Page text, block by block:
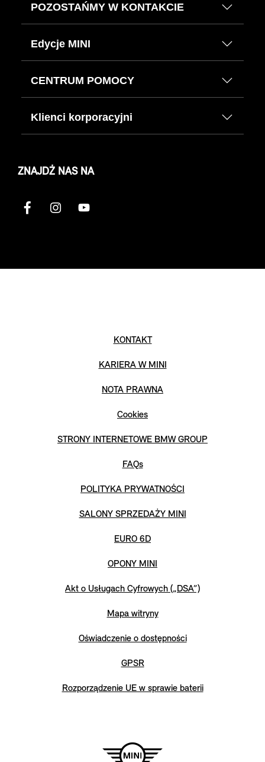
POZOSTAŃMY W KONTAKCIE
Edycje MINI
CENTRUM POMOCY
Klienci korporacyjni
ZNAJDŹ NAS NA
KONTAKT
KARIERA W MINI
NOTA PRAWNA
Cookies
STRONY INTERNETOWE BMW GROUP
FAQs
POLITYKA PRYWATNOŚCI
SALONY SPRZEDAŻY MINI
EURO 6D
OPONY MINI
Akt o Usługach Cyfrowych („DSA”)
Mapa witryny
Oświadczenie o dostępności
GPSR
Rozporządzenie UE w sprawie baterii